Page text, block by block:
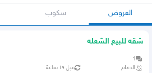
العروض سكوب
شقه للبيع الشعله
1
الدمام
قبل ١٩ ساعة